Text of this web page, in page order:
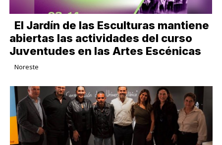
El Jardín de las Esculturas mantiene
abiertas las actividades del curso
Juventudes en las Artes Escénicas
Noreste